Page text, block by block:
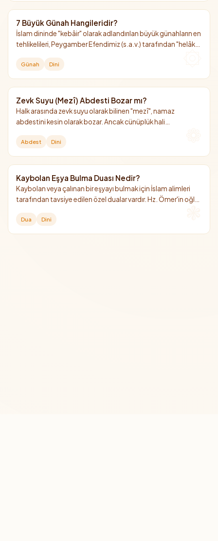
7 Büyük Günah Hangileridir?
İslam dininde "kebâir" olarak adlandırılan büyük günahların en
tehlikelileri, Peygamber Efendimiz (s.a.v.) tarafından "helâk
koşmak gelir.
Günah Dini
Zevk Suyu (Mezî) Abdesti Bozar mı?
Halk arasında zevk suyu olarak bilinen "mezî", namaz
abdestini kesin olarak bozar. Ancak cünüplük hali
Çamaşıra bulaştığında yıkanması şarttır.
Abdest Dini
Kaybolan Eşya Bulma Duası Nedir?
Kaybolan veya çalınan bir eşyayı bulmak için İslam alimleri
tarafından tavsiye edilen özel dualar vardır. Hz. Ömer'in oğlu
bilinenidir.
Dua Dini